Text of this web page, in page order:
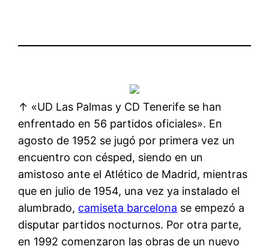
↑ «UD Las Palmas y CD Tenerife se han
enfrentado en 56 partidos oficiales». En
agosto de 1952 se jugó por primera vez un
encuentro con césped, siendo en un
amistoso ante el Atlético de Madrid, mientras
que en julio de 1954, una vez ya instalado el
alumbrado, camiseta barcelona se empezó a
disputar partidos nocturnos. Por otra parte,
en 1992 comenzaron las obras de un nuevo